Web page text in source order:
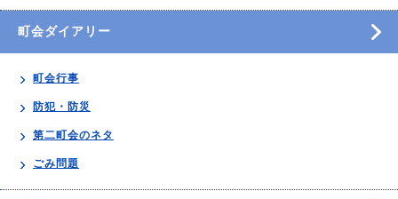
町会ダイアリー
町会行事
防犯・防災
第二町会のネタ
ごみ問題